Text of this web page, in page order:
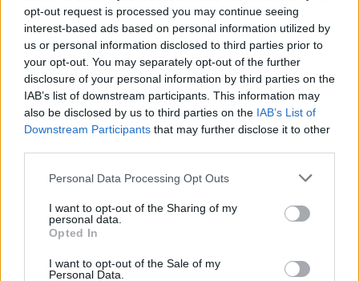
opt-out request is processed you may continue seeing
interest-based ads based on personal information utilized by
us or personal information disclosed to third parties prior to
your opt-out. You may separately opt-out of the further
disclosure of your personal information by third parties on the
IAB’s list of downstream participants. This information may
also be disclosed by us to third parties on the IAB’s List of
Downstream Participants that may further disclose it to other
Please note that this website/app uses one or more Google
not limited to your visit or usage behaviour. You may click to
grant or deny consent to Google and its third-party tags to
use your data for below specified purposes in below Google
consent section.
Personal Data Processing Opt Outs
I want to opt-out of the Sharing of my
personal data.
Opted In
I want to opt-out of the Sale of my
Personal Data.